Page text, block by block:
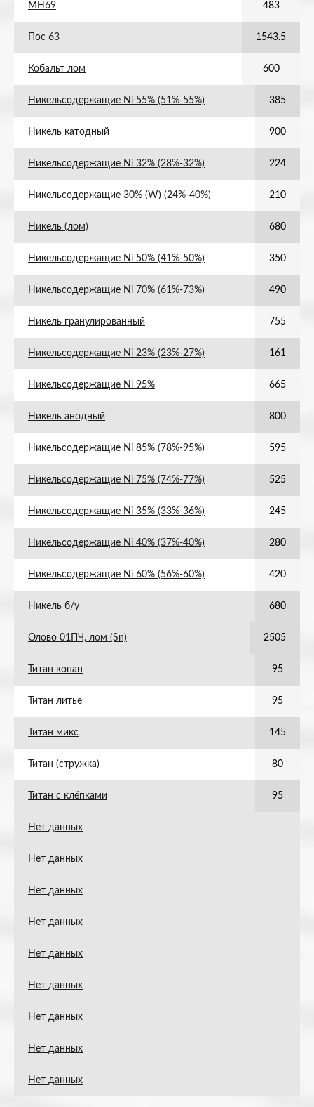
МН69 483
Пос 63 1543.5
Кобальт лом 600
Никельсодержащие Ni 55% (51%-55%) 385
Никель катодный 900
Никельсодержащие Ni 32% (28%-32%) 224
Никельсодержащие 30% (W) (24%-40%) 210
Никель (лом) 680
Никельсодержащие Ni 50% (41%-50%) 350
Никельсодержащие Ni 70% (61%-73%) 490
Никель гранулированный 755
Никельсодержащие Ni 23% (23%-27%) 161
Никельсодержащие Ni 95% 665
Никель анодный 800
Никельсодержащие Ni 85% (78%-95%) 595
Никельсодержащие Ni 75% (74%-77%) 525
Никельсодержащие Ni 35% (33%-36%) 245
Никельсодержащие Ni 40% (37%-40%) 280
Никельсодержащие Ni 60% (56%-60%) 420
Никель б/у 680
Олово 01ПЧ, лом (Sn) 2505
Титан копан 95
Титан литье 95
Титан микс 145
Титан (стружка) 80
Титан с клёпками 95
Нет данных
Нет данных
Нет данных
Нет данных
Нет данных
Нет данных
Нет данных
Нет данных
Нет данных